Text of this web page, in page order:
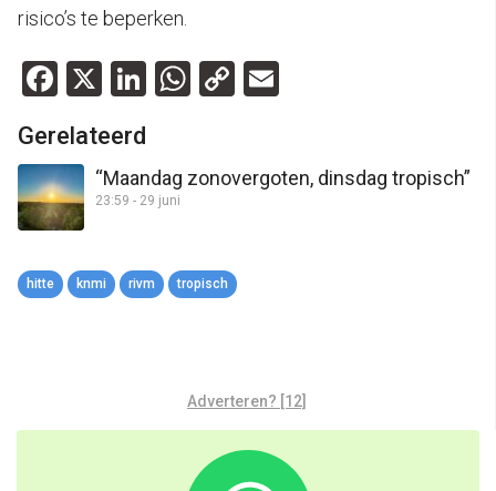
risico’s te beperken.
Facebook
X LinkedIn
WhatsApp
Copy
Gerelateerd
“Maandag zonovergoten, dinsdag tropisch”
23:59 - 29 juni
hitte knmi rivm tropisch
Adverteren? [12]